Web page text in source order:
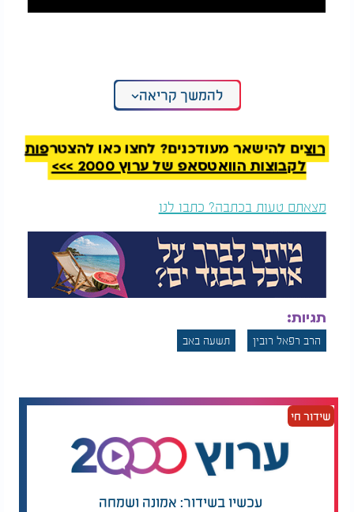
להמשך קריאה
רוצים להישאר מעודכנים? לחצו כאן להצטרפות
לקבוצות הוואטסאפ של ערוץ 2000 >>>
מצאתם טעות בכתבה? כתבו לנו
תגיות:
הרב רפאל רובין תשעה באב
שידור חי
עכשיו בשידור: אמונה ושמחה